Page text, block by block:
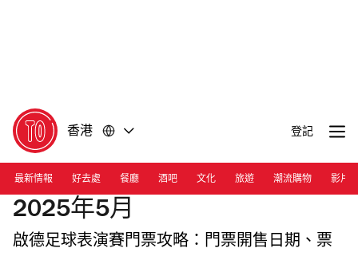
香港 登記
最新情報 好去處 餐廳 酒吧 文化 旅遊 潮流購物 影片
2025年5月
啟德足球表演賽門票攻略：門票開售日期、票